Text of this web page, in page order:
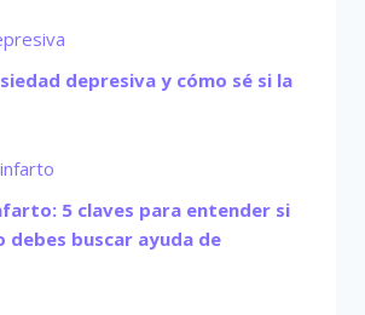
depresiva y cómo sé si la
5 claves para entender si
debes buscar ayuda de